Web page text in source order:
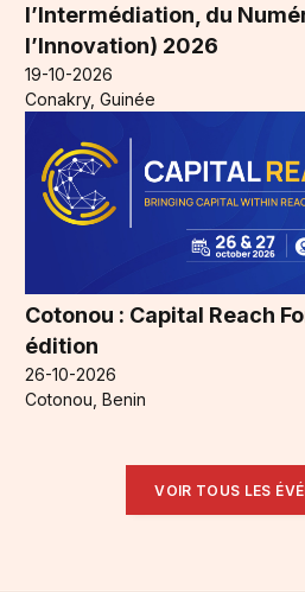
l’Intermédiation, du
l’Innovation) 2026
19-10-2026
Conakry, Guinée
Cotonou : Capital Reach
édition
26-10-2026
Cotonou, Benin
VOIR TOUS LES